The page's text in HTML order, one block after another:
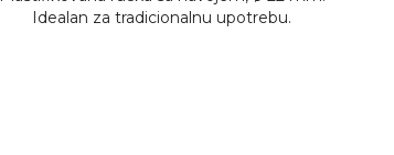
Idealan za tradicionalnu upotrebu.